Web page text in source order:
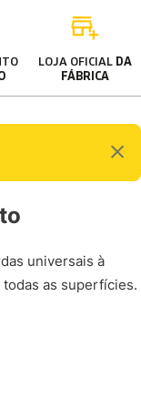
LOJA OFICIAL DA
FÁBRICA
universais à
as superfícies.